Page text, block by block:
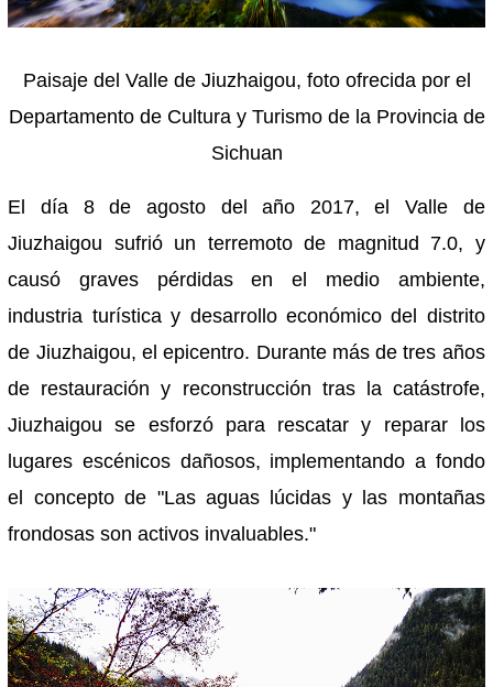
Paisaje del Valle de Jiuzhaigou, foto ofrecida por el
Departamento de Cultura y Turismo de la Provincia de
Sichuan
El día 8 de agosto del año 2017, el Valle de
Jiuzhaigou sufrió un terremoto de magnitud 7.0, y
causó graves pérdidas en el medio ambiente,
industria turística y desarrollo económico del distrito
de Jiuzhaigou, el epicentro. Durante más de tres años
de restauración y reconstrucción tras la catástrofe,
Jiuzhaigou se esforzó para rescatar y reparar los
lugares escénicos dañosos, implementando a fondo
el concepto de "Las aguas lúcidas y las montañas
frondosas son activos invaluables."